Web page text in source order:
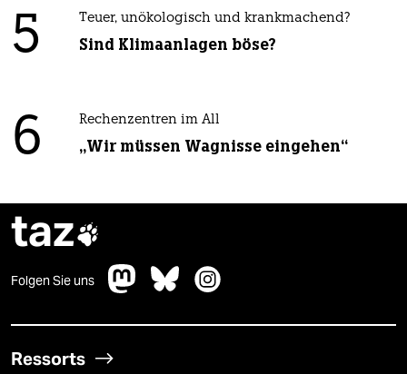
5 Teuer, unökologisch und krankmachend?
Sind Klimaanlagen böse?
6 Rechenzentren im All
„Wir müssen Wagnisse eingehen“
taz
Folgen Sie uns
Ressorts